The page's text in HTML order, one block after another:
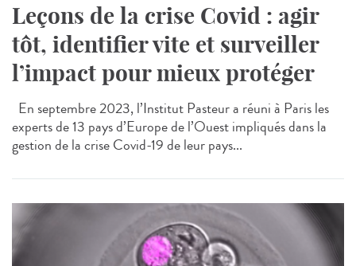
Leçons de la crise Covid : agir
tôt, identifier vite et surveiller
l’impact pour mieux protéger
En septembre 2023, l’Institut Pasteur a réuni à Paris les
experts de 13 pays d’Europe de l’Ouest impliqués dans la
gestion de la crise Covid-19 de leur pays...